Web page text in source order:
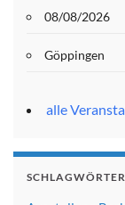
08/08/2026
Göppingen
alle
SCHLAGWÖRTER